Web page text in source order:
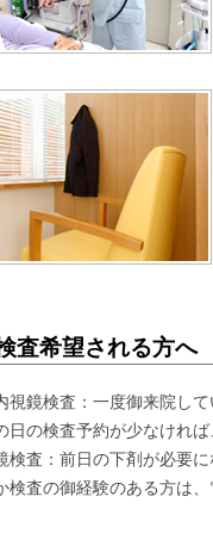
査希望される方へ
視鏡検査：一度御来院し
日の検査予約が少なけれ
検査：前日の下剤が必要
検査の御経験のある方は